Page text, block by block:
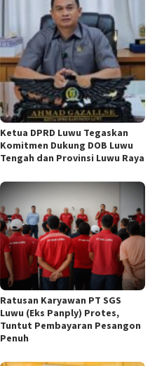
Ketua DPRD Luwu Tegaskan
Komitmen Dukung DOB Luwu
Tengah dan Provinsi Luwu Raya
Ratusan Karyawan PT SGS
Luwu (Eks Panply) Protes,
Tuntut Pembayaran Pesangon
Penuh